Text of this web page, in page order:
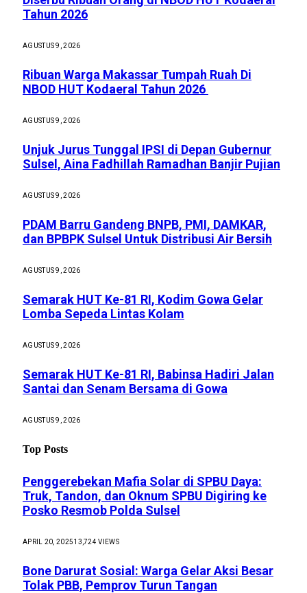
Tahun 2026
AGUSTUS 9, 2026
Ribuan Warga Makassar Tumpah Ruah Di
NBOD HUT Kodaeral Tahun 2026
AGUSTUS 9, 2026
Unjuk Jurus Tunggal IPSI di Depan Gubernur
Sulsel, Aina Fadhillah Ramadhan Banjir Pujian
AGUSTUS 9, 2026
PDAM Barru Gandeng BNPB, PMI, DAMKAR,
dan BPBPK Sulsel Untuk Distribusi Air Bersih
AGUSTUS 9, 2026
Semarak HUT Ke-81 RI, Kodim Gowa Gelar
Lomba Sepeda Lintas Kolam
AGUSTUS 9, 2026
Semarak HUT Ke-81 RI, Babinsa Hadiri Jalan
Santai dan Senam Bersama di Gowa
AGUSTUS 9, 2026
Top Posts
Penggerebekan Mafia Solar di SPBU Daya:
Truk, Tandon, dan Oknum SPBU Digiring ke
Posko Resmob Polda Sulsel
APRIL 20, 202513,724VIEWS
Bone Darurat Sosial: Warga Gelar Aksi Besar
Tolak PBB, Pemprov Turun Tangan